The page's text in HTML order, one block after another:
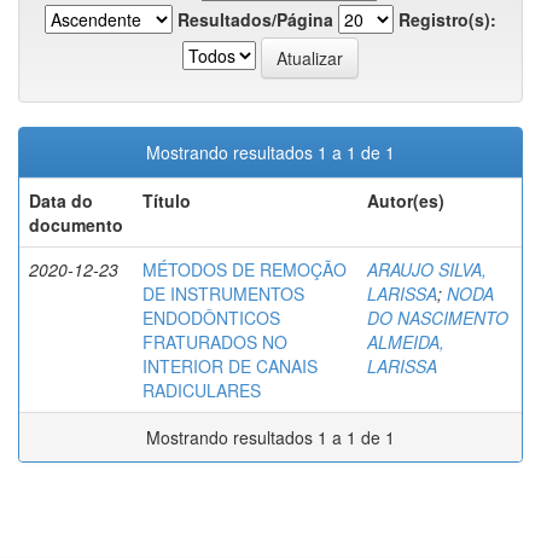
Resultados/Página
Registro(s):
Mostrando resultados 1 a 1 de 1
Data do
documento
Título Autor(es)
2020-12-23
MÉTODOS DE REMOÇÃO
DE INSTRUMENTOS
ENDODÔNTICOS
FRATURADOS NO
INTERIOR DE CANAIS
RADICULARES
ARAUJO SILVA,
LARISSA; NODA
DO NASCIMENTO
ALMEIDA,
LARISSA
Mostrando resultados 1 a 1 de 1